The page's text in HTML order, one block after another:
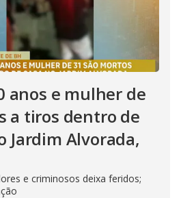
anos e mulher de
a tiros dentro de
Jardim Alvorada,
e criminosos deixa feridos;